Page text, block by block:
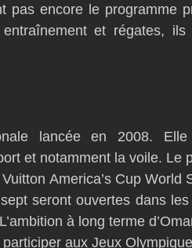
pas encore le programme
et régates,
lancée en 2008.
et notamment la voile. Le
America’s Cup World
seront ouvertes dans
à long terme
aux Jeux